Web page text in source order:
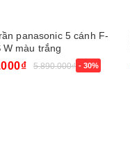
panasonic 5 cánh F-
W màu trắng
5.890.000₫ - 30%